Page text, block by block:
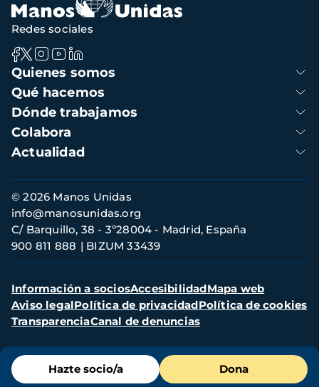
Menú
de
Hazte socio/a Dona
Navegación
principal
Quienes somos
Qué hacemos
Dónde trabajamos
Colabora
Actualidad
Redes sociales
Información
de
contacto
© 2026 Manos Unidas
C/ Barquillo, 38 - 3º28004 - Madrid, España
900 811 888
BIZUM 33439
info@manosunidas.org
Menú
secundario
Información a sociosAccesibilidadMapa web
Aviso legalPolítica de privacidadPolítica de cookies
TransparenciaCanal de denuncias